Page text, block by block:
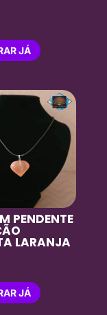
JÁ
PENDENTE
LARANJA
JÁ